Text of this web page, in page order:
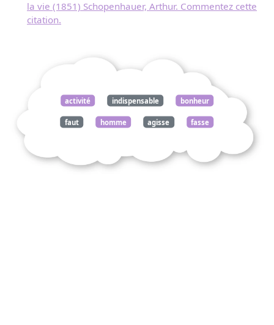
la vie (1851) Schopenhauer, Arthur. Commentez cette
citation.
activité indispensable bonheur
faut homme agisse fasse
sagesse vie